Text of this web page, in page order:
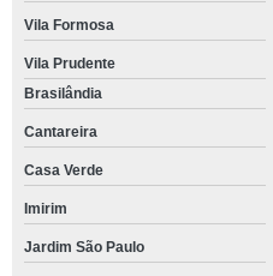
Vila Formosa
Vila Prudente
Brasilândia
Cantareira
Casa Verde
Imirim
Jardim São Paulo